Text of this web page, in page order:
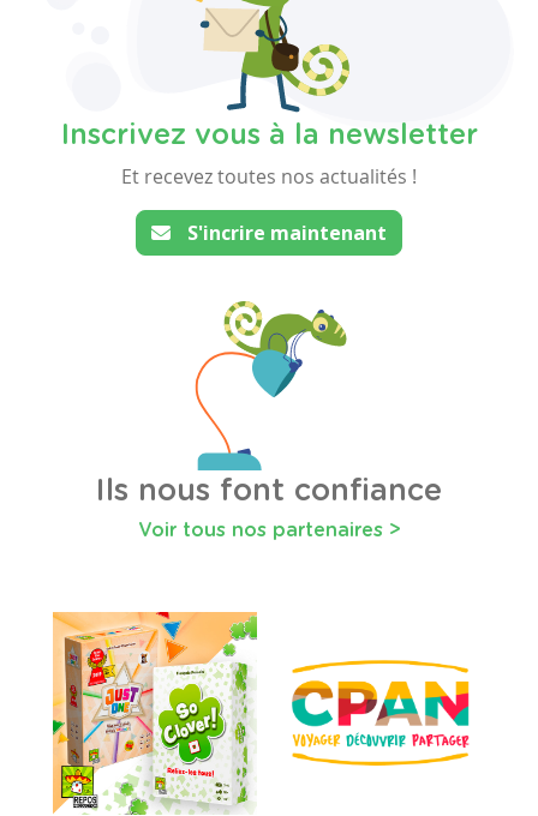
Inscrivez vous à la newsletter
Et recevez toutes nos actualités !
S'incrire maintenant
Ils nous font confiance
Voir tous nos partenaires >